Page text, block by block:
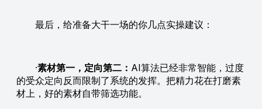
最后，给准备大干一场的你几点实操建议：
·素材第一，定向第二： AI算法已经非常智能，过度
的受众定向反而限制了系统的发挥。把精力花在打磨素
材上，好的素材自带筛选功能。